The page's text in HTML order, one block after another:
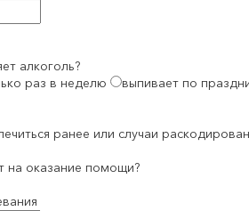
алкоголь?
раз в неделю
выпивает по
ранее или случаи
на оказание помощи?